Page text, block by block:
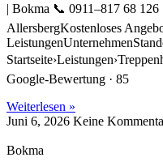
| Bokma 📞 0911–817 68
AllersbergKostenloses
Google-Bewertung · 85
Weiterlesen »
Juni 6, 2026 Keine
Bokma